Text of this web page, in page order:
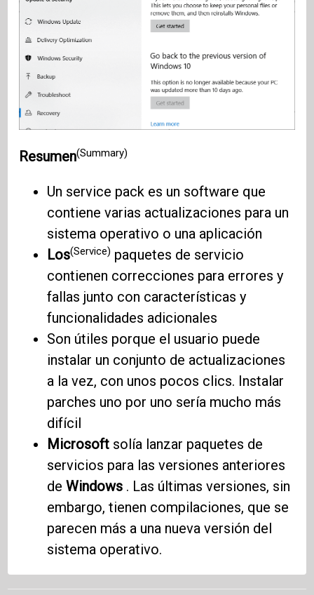
Resumen(Summary)
Un service pack es un software que
contiene varias actualizaciones para un
sistema operativo o una aplicación
Los(Service) paquetes de servicio
contienen correcciones para errores y
fallas junto con características y
funcionalidades adicionales
Son útiles porque el usuario puede
instalar un conjunto de actualizaciones
a la vez, con unos pocos clics. Instalar
parches uno por uno sería mucho más
difícil
Microsoft solía lanzar paquetes de
servicios para las versiones anteriores
deWindows . Las últimas versiones, sin
embargo, tienen compilaciones, que se
parecen más a una nueva versión del
sistema operativo.